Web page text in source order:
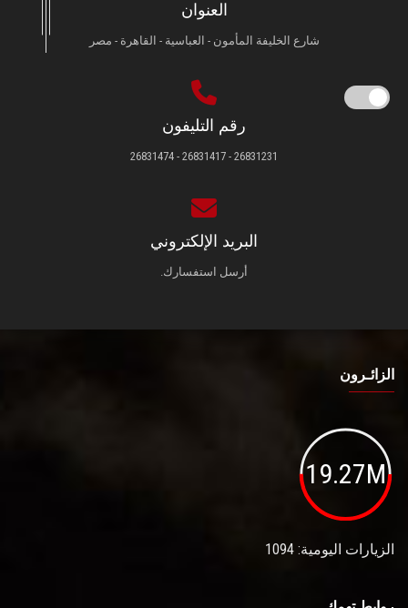
العنوان
شارع الخليفة المأمون - العباسية - القاهرة - مصر
رقم التليفون
26831231 - 26831417 - 26831474
البريد الإلكتروني
أرسل استفسارك.
الزائـرون
19.27M
الزيارات اليومية: 1094